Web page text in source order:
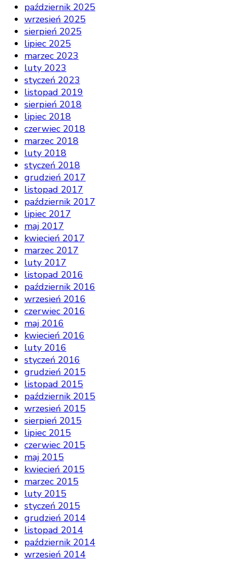
październik 2025
wrzesień 2025
sierpień 2025
lipiec 2025
marzec 2023
luty 2023
styczeń 2023
listopad 2019
sierpień 2018
lipiec 2018
czerwiec 2018
marzec 2018
luty 2018
styczeń 2018
grudzień 2017
listopad 2017
październik 2017
lipiec 2017
maj 2017
kwiecień 2017
marzec 2017
luty 2017
listopad 2016
październik 2016
wrzesień 2016
czerwiec 2016
maj 2016
kwiecień 2016
luty 2016
styczeń 2016
grudzień 2015
listopad 2015
październik 2015
wrzesień 2015
sierpień 2015
lipiec 2015
czerwiec 2015
maj 2015
kwiecień 2015
marzec 2015
luty 2015
styczeń 2015
grudzień 2014
listopad 2014
październik 2014
wrzesień 2014